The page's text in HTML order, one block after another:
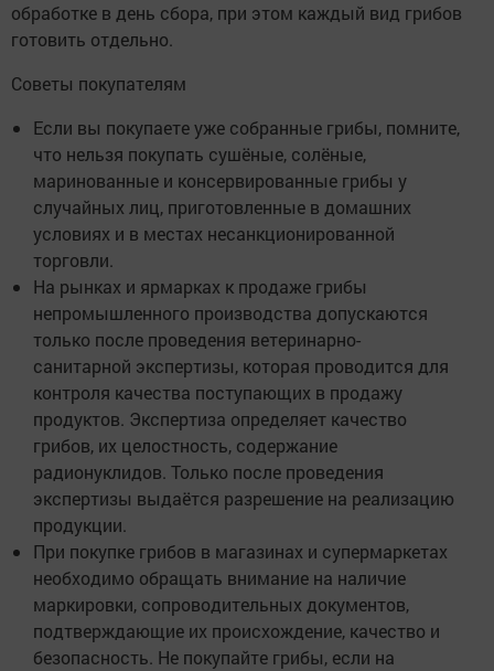
обработке в день сбора, при этом каждый вид грибов
готовить отдельно.
Советы покупателям
Если вы покупаете уже собранные грибы, помните,
что нельзя покупать сушёные, солёные,
маринованные и консервированные грибы у
случайных лиц, приготовленные в домашних
условиях и в местах несанкционированной
торговли.
На рынках и ярмарках к продаже грибы
непромышленного производства допускаются
только после проведения ветеринарно-
санитарной экспертизы, которая проводится для
контроля качества поступающих в продажу
продуктов. Экспертиза определяет качество
грибов, их целостность, содержание
радионуклидов. Только после проведения
экспертизы выдаётся разрешение на реализацию
продукции.
При покупке грибов в магазинах и супермаркетах
необходимо обращать внимание на наличие
маркировки, сопроводительных документов,
подтверждающие их происхождение, качество и
безопасность. Не покупайте грибы, если на